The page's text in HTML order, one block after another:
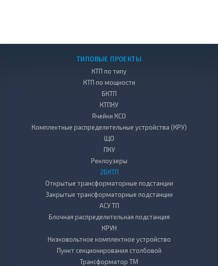
ТИПОВЫЕ ПРОЕКТЫ
КТП по типу
КТП по мощности
БКТП
КТПНУ
Ячейки КСО
Комплектные распределительные устройства (КРУ)
ЩО
ПКУ
Реклоузеры
2БКТП
Открытые трансформаторные подстанции
Закрытые трансформаторные подстанции
АСУ ТП
Блочная распределительная подстанция
КРУН
Низковольтное комплектное устройство
Пункт секционирования столбовой
Трансформатор ТМ